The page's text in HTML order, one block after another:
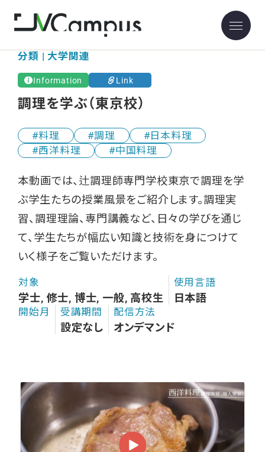
分類 | 大学関連
Information Link
調理を学ぶ（東京校）
料理 調理
日本料理
西洋料理
中国料理
本動画では、辻調理師専門学校東京で調理を学
ぶ学生たちの授業風景をご紹介します。調理実
習、調理理論、専門講義など、日々の学びを通じ
て、学生たちが幅広い知識と技術を身につけて
いく様子をご覧いただけます。
対象
学士, 修士, 博士, 一般, 高校生
使用言語
日本語
開始月 受講期間
設定なし
配信方法
オンデマンド